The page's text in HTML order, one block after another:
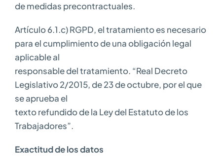
de medidas precontractuales.
Artículo 6.1.c) RGPD, el tratamiento es necesario
para el cumplimiento de una obligación legal
aplicable al
responsable del tratamiento. “Real Decreto
Legislativo 2/2015, de 23 de octubre, por el que
se aprueba el
texto refundido de la Ley del Estatuto de los
Trabajadores”.
Exactitud de los datos